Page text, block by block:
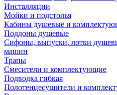
Инсталляции
Мойки и подстолья
Кабины душевые и
Поддоны душевые
Сифоны, выпуски, лотки
машин
Трапы
Смесители и комплектующие
Подводка гибкая
Полотенцесушители и